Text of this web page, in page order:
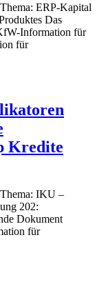
ERP-Kapital
Das
Information für
für
Kredite
IKU –
202:
Dokument
für